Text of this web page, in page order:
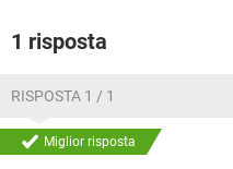
1 risposta
RISPOSTA 1 / 1
Miglior risposta